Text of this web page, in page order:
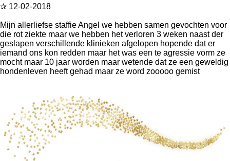
✰ 12-02-2018
Mijn allerliefse staffie Angel we hebben samen gevochten voor
die rot ziekte maar we hebben het verloren 3 weken naast der
geslapen verschillende klinieken afgelopen hopende dat er
iemand ons kon redden maar het was een te agressie vorm ze
mocht maar 10 jaar worden maar wetende dat ze een geweldig
hondenleven heeft gehad maar ze word zooooo gemist